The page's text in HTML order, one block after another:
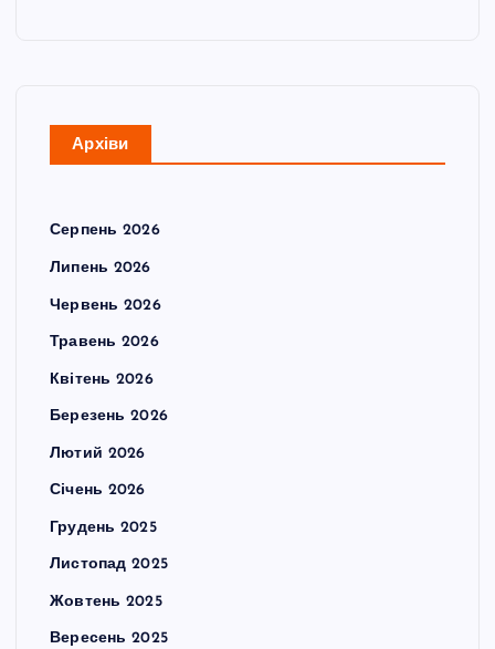
Архіви
Серпень 2026
Липень 2026
Червень 2026
Травень 2026
Квітень 2026
Березень 2026
Лютий 2026
Січень 2026
Грудень 2025
Листопад 2025
Жовтень 2025
Вересень 2025